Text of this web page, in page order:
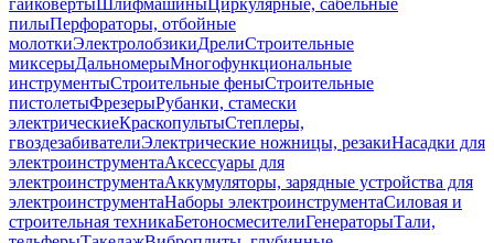
гайковертыШлифмашиныЦиркулярные, сабельные
пилыПерфораторы, отбойные
молоткиЭлектролобзикиДрелиСтроительные
миксерыДальномерыМногофункциональные
инструментыСтроительные феныСтроительные
пистолетыФрезерыРубанки, стамески
электрическиеКраскопультыСтеплеры,
гвоздезабивателиЭлектрические ножницы, резакиНасадки для
электроинструментаАксессуары для
электроинструментаАккумуляторы, зарядные устройства для
электроинструментаНаборы электроинструментаСиловая и
строительная техникаБетоносмесителиГенераторыТали,